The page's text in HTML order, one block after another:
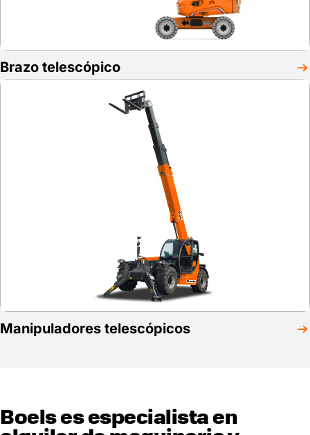
Brazo telescópico
Manipuladores telescópicos
Boels es especialista en